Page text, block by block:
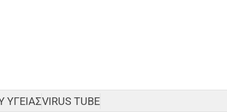
ΥΓΕΙΑΣVIRUS TUBE